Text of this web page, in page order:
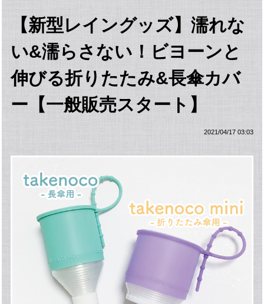
【新型レイングッズ】濡れな
い&濡らさない！ビヨーンと
伸びる折りたたみ&長傘カバ
ー【一般販売スタート】
2021/04/17 03:03